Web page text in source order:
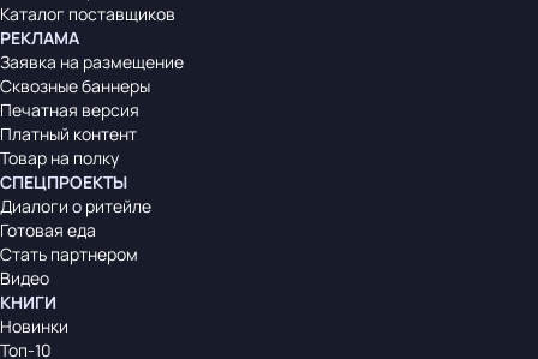
Каталог поставщиков
РЕКЛАМА
Заявка на размещение
Сквозные баннеры
Печатная версия
Платный контент
Товар на полку
СПЕЦПРОЕКТЫ
Диалоги о ритейле
Готовая еда
Стать партнером
Видео
КНИГИ
Новинки
Топ-10